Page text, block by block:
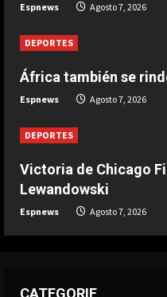
Espnews Agosto 7, 2026
DEPORTES
África también se
Espnews Agosto 7, 2026
DEPORTES
Victoria de Chicago
Lewandowski
Espnews Agosto 7, 2026
CATEGORIE